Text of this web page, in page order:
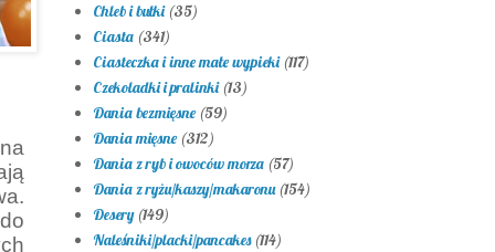
Chleb i bułki (35)
Ciasta (341)
Ciasteczka i inne małe wypieki (117)
Czekoladki i pralinki (13)
Dania bezmięsne (59)
Dania mięsne (312)
Dania z ryb i owoców morza (57)
Dania z ryżu/kaszy/makaronu (154)
Desery (149)
Naleśniki/placki/pancakes (114)